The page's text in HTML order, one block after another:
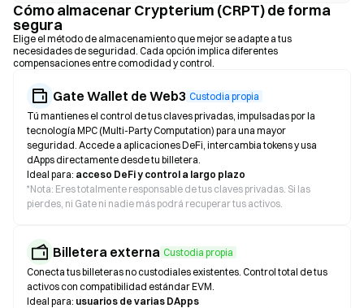
Cómo almacenar Crypterium (CRPT) de forma
segura
Elige el método de almacenamiento que mejor se adapte a tus
necesidades de seguridad. Cada opción implica diferentes
compensaciones entre comodidad y control.
Gate Wallet de Web3 Custodia propia
Tú mantienes el control de tus claves privadas, impulsadas por la
tecnología MPC (Multi-Party Computation) para una mayor
seguridad. Accede a aplicaciones DeFi, intercambia tokens y usa
dApps directamente desde tu billetera.
Ideal para: acceso DeFi y control a largo plazo
*Nota: Eres totalmente responsable de tus claves privadas. Si las
pierdes, ni Gate ni nadie más podrá recuperar tus activos.
Billetera externa Custodia propia
Conecta tus billeteras no custodiales existentes. Control total de tus
activos con compatibilidad estándar EVM.
Ideal para: usuarios de varias DApps